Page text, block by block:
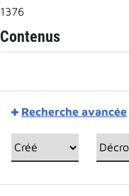
1376
Contenus
Recherche avancée